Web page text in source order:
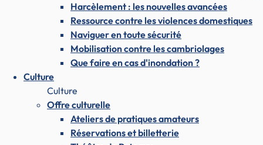
Harcèlement : les nouvelles avancées
Ressource contre les violences domestiques
Naviguer en toute sécurité
Mobilisation contre les cambriolages
Que faire en cas d'inondation ?
Culture
Culture
Offre culturelle
Ateliers de pratiques amateurs
Réservations et billetterie